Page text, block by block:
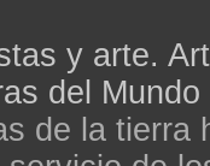
y arte.
del Mundo
de la tierra